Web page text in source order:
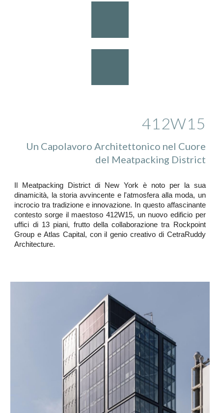
412W15
Un Capolavoro Architettonico nel Cuore
del Meatpacking District
Il Meatpacking District di New York è noto per la sua
dinamicità, la storia avvincente e l'atmosfera alla moda, un
incrocio tra tradizione e innovazione. In questo affascinante
contesto sorge il maestoso 412W15, un nuovo edificio per
uffici di 13 piani, frutto della collaborazione tra Rockpoint
Group e Atlas Capital, con il genio creativo di CetraRuddy
Architecture.